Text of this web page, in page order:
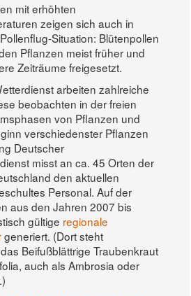
mit erhöhten
zeigen sich auch in
Situation: Blütenpollen
Pflanzen meist früher und
Zeiträume freigesetzt.
arbeiten zahlreiche
beobachten in der freien
von Pflanzen und
verschiedenster Pflanzen
Deutscher
misst an ca. 45 Orten der
den aktuellen
Personal. Auf der
aus den Jahren 2007 bis
gültige regionale
generiert. (Dort steht
Beifußblättrige Traubenkraut
auch als Ambrosia oder